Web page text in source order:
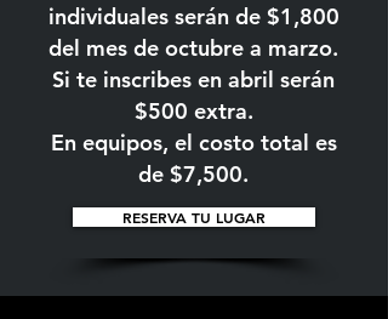
individuales serán de $1,800
del mes de octubre a marzo.
Si te inscribes en abril serán
$500 extra.
En equipos, el costo total es
de $7,500.
RESERVA TU LUGAR